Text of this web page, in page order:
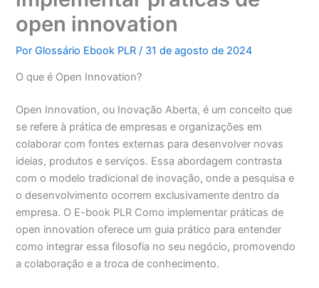
open innovation
PorGlossário Ebook PLR/ 31 de agosto de 2024
O que é Open Innovation?
Open Innovation, ou Inovação Aberta, é um conceito que
se refere à prática de empresas e organizações em
colaborar com fontes externas para desenvolver novas
ideias, produtos e serviços. Essa abordagem contrasta
com o modelo tradicional de inovação, onde a pesquisa e
o desenvolvimento ocorrem exclusivamente dentro da
empresa. O E-book PLR Como implementar práticas de
open innovation oferece um guia prático para entender
como integrar essa filosofia no seu negócio, promovendo
a colaboração e a troca de conhecimento.